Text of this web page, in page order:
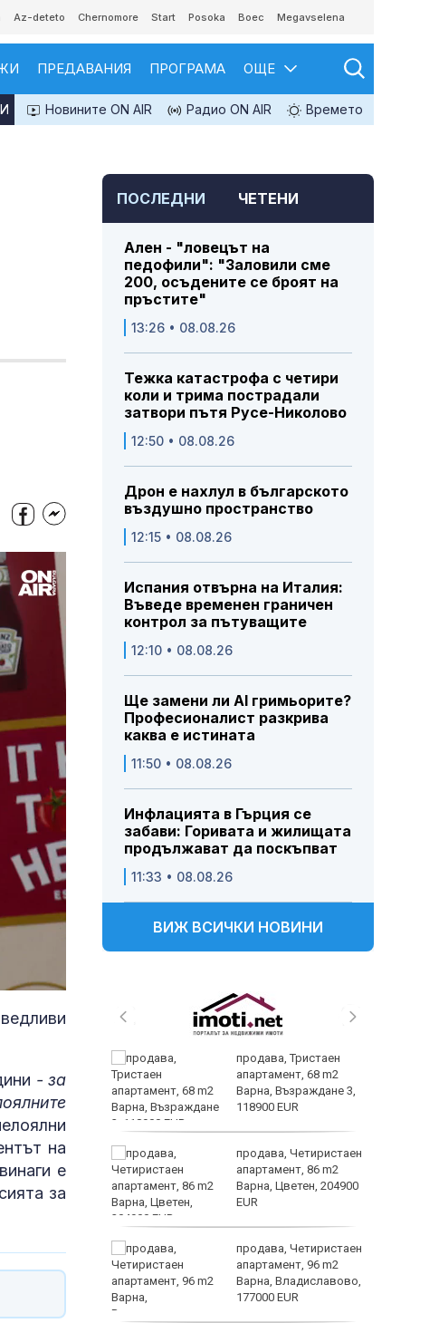
Az-deteto Chernomore Start Posoka Boec Megavselena
ПРЕДАВАНИЯ ПРОГРАМА ОЩЕ
Новините ON AIR Радио ON AIR Времето
- за
на
е
за
ПОСЛЕДНИ ЧЕТЕНИ
Ален - "ловецът на
педофили": "Заловили сме
200, осъдените се броят на
пръстите"
13:26 • 08.08.26
Тежка катастрофа с четири
коли и трима пострадали
затвори пътя Русе-Николово
12:50 • 08.08.26
Дрон е нахлул в българското
въздушно пространство
12:15 • 08.08.26
Испания отвърна на Италия:
Въведе временен граничен
контрол за пътуващите
12:10 • 08.08.26
Ще замени ли AI гримьорите?
Професионалист разкрива
каква е истината
11:50 • 08.08.26
Инфлацията в Гърция се
забави: Горивата и жилищата
продължават да поскъпват
11:33 • 08.08.26
ВИЖ ВСИЧКИ НОВИНИ
при
какво
знаят
секс –
да се
продава, Тристаен
апартамент, 68 m2
Варна, Възраждане 3,
118900 EUR
продава, Четиристаен
апартамент, 86 m2
Варна, Цветен, 204900
EUR
продава, Четиристаен
апартамент, 96 m2
Варна, Владиславово,
177000 EUR